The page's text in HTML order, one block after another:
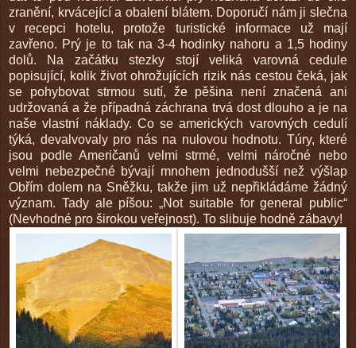
zranění, krvácející a obalení blátem. Doporučí nám ji slečna
v recepci hotelu, protože turistické informace už mají
zavřeno. Prý je to tak na 3-4 hodinky nahoru a 1,5 hodiny
dolů. Na začátku stezky stojí veliká varovná cedule
popisující, kolik život ohrožujících rizik nás cestou čeká, jak
se pohybovat strmou sutí, že pěšina není značená ani
udržovaná a že případná záchrana trvá dost dlouho a je na
naše vlastní náklady. Co se amerických varovných cedulí
týká, devalvovaly pro nás na nulovou hodnotu. Túry, které
jsou podle Američanů velmi strmé, velmi náročné nebo
velmi nebezpečné bývají mnohem jednodušší než výšlap
Obřím dolem na Sněžku, takže jim už nepřikládáme žádný
význam. Tady ale píšou: „Not suitable for general public“
(Nevhodné pro širokou veřejnost). To slibuje hodně zábavy!